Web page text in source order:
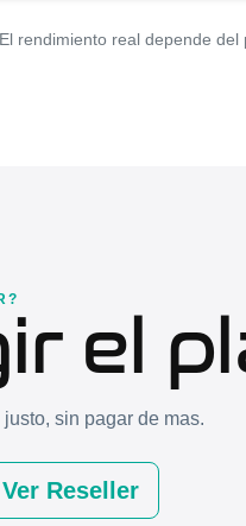
rendimiento real depende del
el
sin pagar de mas.
Ver Reseller